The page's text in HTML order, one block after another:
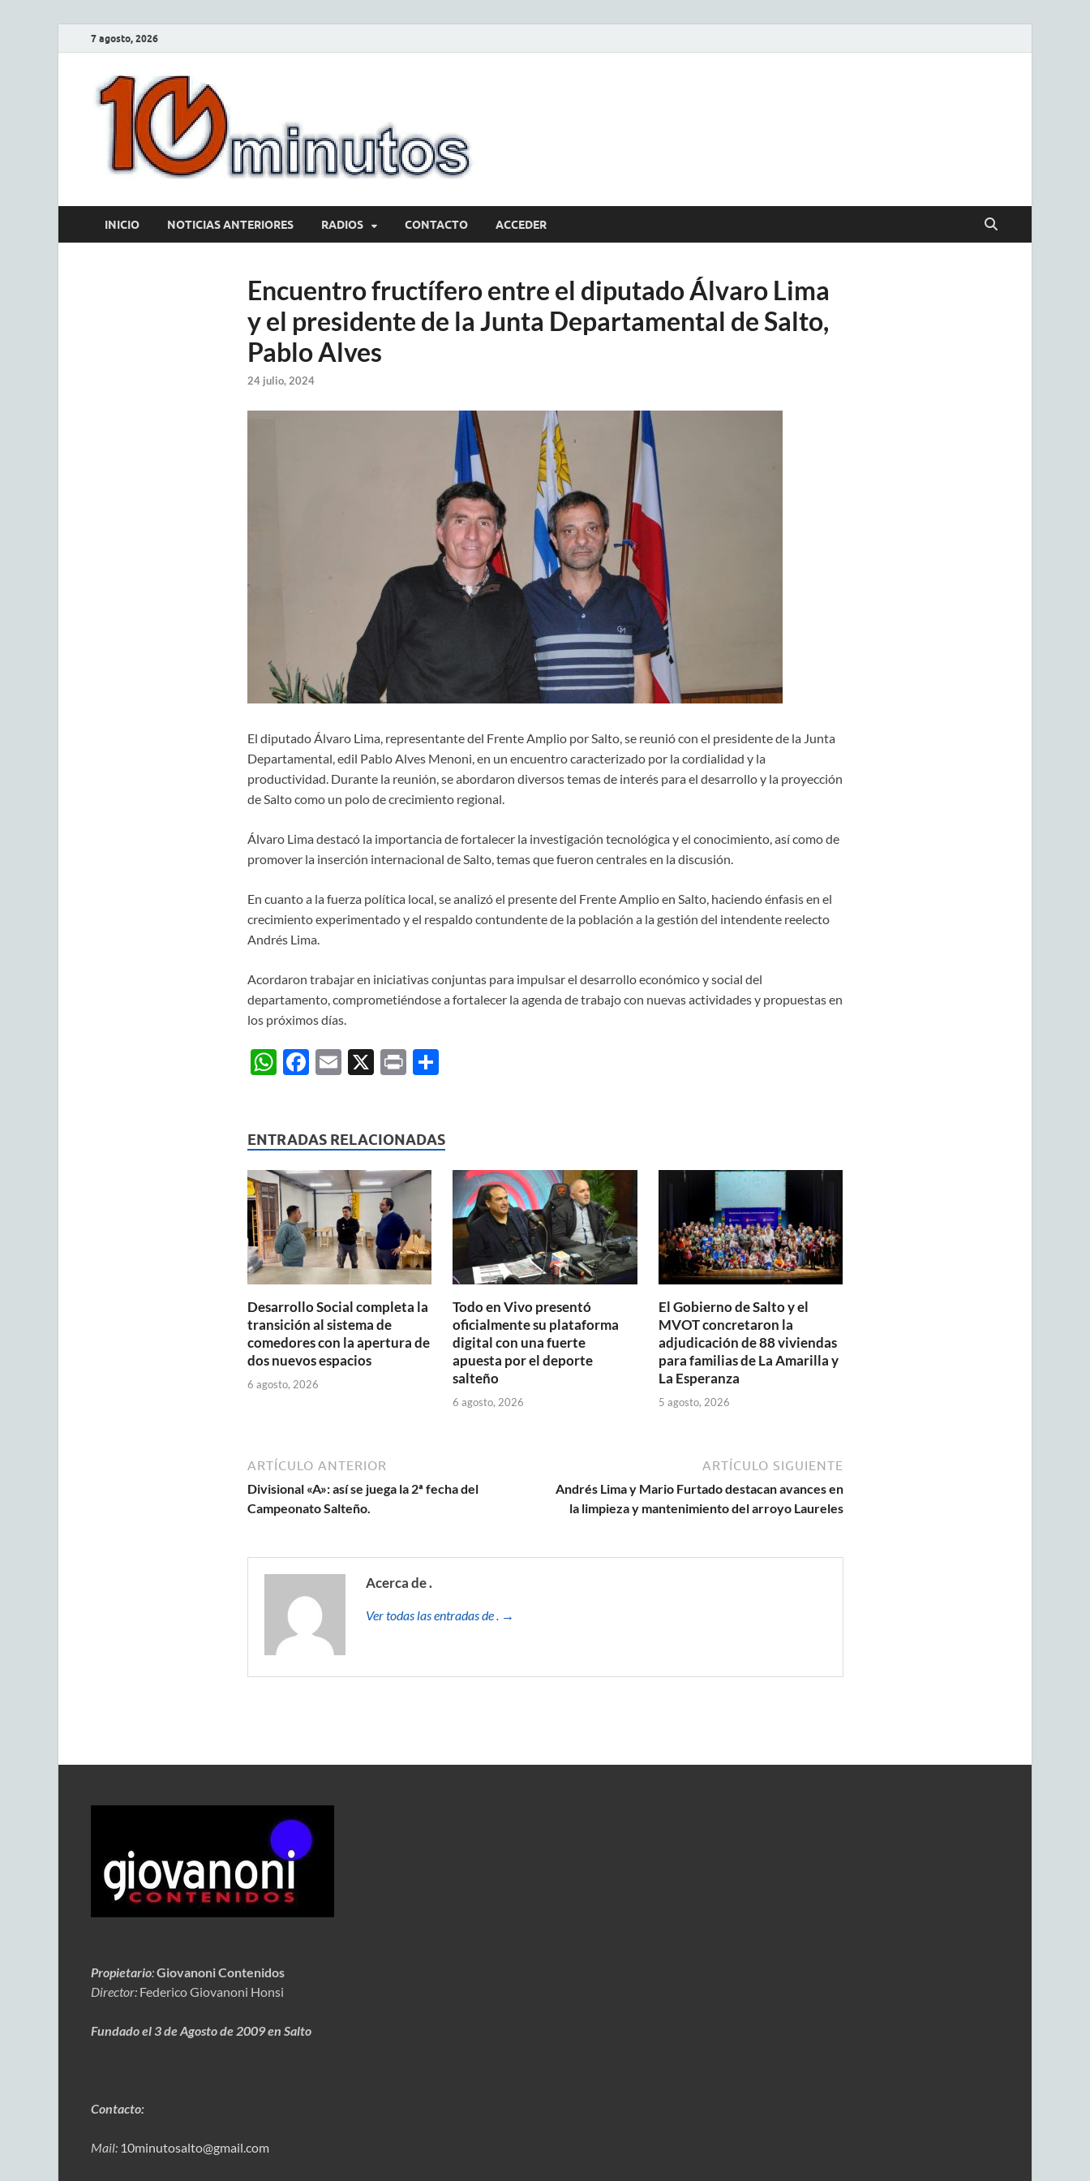
7 agosto, 2026
INICIO NOTICIAS ANTERIORES RADIOS CONTACTO ACCEDER
Encuentro fructífero entre el diputado Álvaro Lima
y el presidente de la Junta Departamental de Salto,
Pablo Alves
24 julio, 2024
El diputado Álvaro Lima, representante del Frente Amplio por Salto, se reunió con el presidente de la Junta
Departamental, edil Pablo Alves Menoni, en un encuentro caracterizado por la cordialidad y la
productividad. Durante la reunión, se abordaron diversos temas de interés para el desarrollo y la proyección
de Salto como un polo de crecimiento regional.
Álvaro Lima destacó la importancia de fortalecer la investigación tecnológica y el conocimiento, así como de
promover la inserción internacional de Salto, temas que fueron centrales en la discusión.
En cuanto a la fuerza política local, se analizó el presente del Frente Amplio en Salto, haciendo énfasis en el
crecimiento experimentado y el respaldo contundente de la población a la gestión del intendente reelecto
Andrés Lima.
Acordaron trabajar en iniciativas conjuntas para impulsar el desarrollo económico y social del
departamento, comprometiéndose a fortalecer la agenda de trabajo con nuevas actividades y propuestas en
los próximos días.
W
s
A
p
p
F
b
o
o
k
E X P C
p
ar
ti
ENTRADAS RELACIONADAS
Desarrollo Social completa la
transición al sistema de
comedores con la apertura de
dos nuevos espacios
6 agosto, 2026
Todo en Vivo presentó
oficialmente su plataforma
digital con una fuerte
apuesta por el deporte
salteño
6 agosto, 2026
El Gobierno de Salto y el
MVOT concretaron la
adjudicación de 88 viviendas
para familias de La Amarilla y
La Esperanza
5 agosto, 2026
ARTÍCULO ANTERIOR
Divisional «A»: así se juega la 2ª fecha del
Campeonato Salteño.
ARTÍCULO SIGUIENTE
Andrés Lima y Mario Furtado destacan avances en
la limpieza y mantenimiento del arroyo Laureles
Acerca de .
Ver todas las entradas de . →
Propietario:Giovanoni Contenidos
Director: Federico Giovanoni Honsi
Fundado el 3 de Agosto de 2009 en Salto
Contacto:
Mail: 10minutosalto@gmail.com